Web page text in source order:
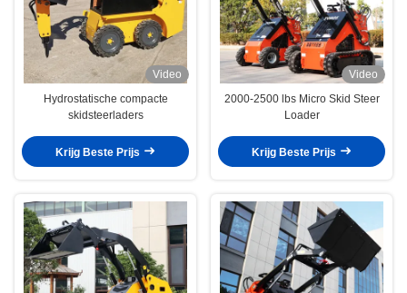
Video
Hydrostatische compacte
skidsteerladers
Krijg Beste Prijs
Video
2000-2500 lbs Micro Skid Steer
Loader
Krijg Beste Prijs